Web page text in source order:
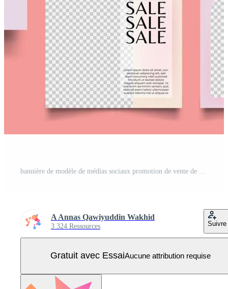
A Annas Qawiyuddin Wakhid
3 324 Ressources Suivre
Gratuit avec EssaiAucune attribution requise